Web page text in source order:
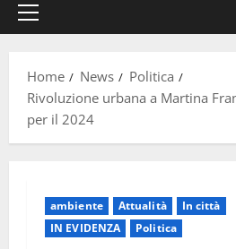
Home News
Politica
Rivoluzione urbana a Martina
per il 2024
ambiente Attualità
In città
IN EVIDENZA
Politica